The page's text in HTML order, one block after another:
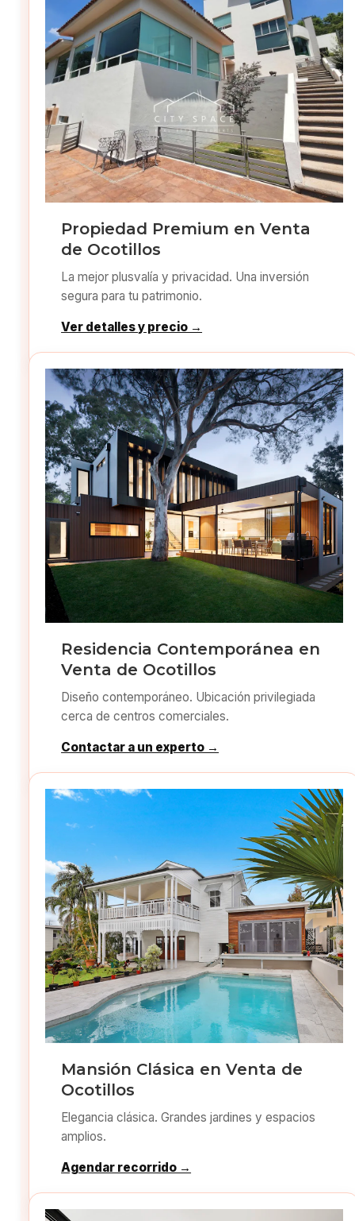
Propiedad Premium en Venta
de Ocotillos
La mejor plusvalía y privacidad. Una inversión
segura para tu patrimonio.
Ver detalles y precio →
Residencia Contemporánea en
Venta de Ocotillos
Diseño contemporáneo. Ubicación privilegiada
cerca de centros comerciales.
Contactar a un experto →
Mansión Clásica en Venta de
Ocotillos
Elegancia clásica. Grandes jardines y espacios
amplios.
Agendar recorrido →